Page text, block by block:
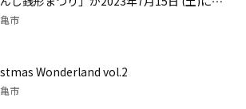
市
Wonderland vol.2
市